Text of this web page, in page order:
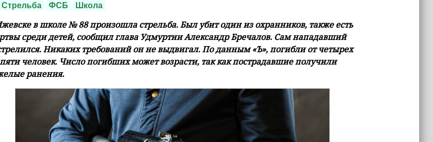
Стрельба ФСБ Школа
в школе № 88 произошла стрельба. Был убит один из охранников, также есть
среди детей, сообщил глава Удмуртии Александр Бречалов. Сам нападавший
Никаких требований он не выдвигал. По данным «Ъ», погибли от четырех
человек. Число погибших может возрасти, так как пострадавшие получили
ранения.